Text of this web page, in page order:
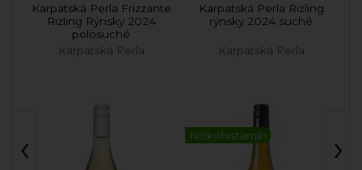
Karpatská Perla Frizzante
Rizling Rýnsky 2024
polosuché
Karpatská Perla
Karpatská Perla Rizling
rýnsky 2024 suché
Karpatská Perla
Nízkohistamín
‹ ›